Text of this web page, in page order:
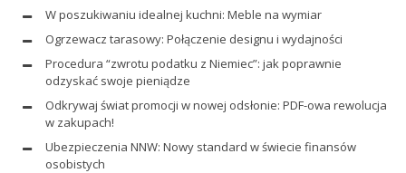
W poszukiwaniu idealnej kuchni: Meble na wymiar
Ogrzewacz tarasowy: Połączenie designu i wydajności
Procedura “zwrotu podatku z Niemiec”: jak poprawnie
odzyskać swoje pieniądze
Odkrywaj świat promocji w nowej odsłonie: PDF-owa rewolucja
w zakupach!
Ubezpieczenia NNW: Nowy standard w świecie finansów
osobistych